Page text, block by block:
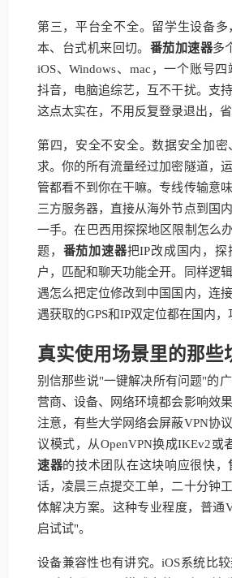
第三，平台全不全。留学生设备
本、台式机来回切。 番茄加速器多
iOS、Windows、mac，一个账号
抖音，电脑追综艺，互不干扰。支
这点太实在，不用反复登录退出，
第四，安全不安全。数据安全加
求。你的所有流量经过加密隧道，
管都看不到你在干嘛。专线传输意
三方服务器，直接从海外节点到国
一手。在巴西用探探地区限制怎么
题， 番茄加速器把IP改成国内，探
户，匹配和聊天功能全开。同样逻
遇怎么把定位修改到中国国内，连
遇获取的GPS和IP双定位都在国内，
真实使用场景里的那些
别信那些说"一键解决所有问题"的
营商、设备、网络环境都会影响效
注意，有些大学网络会屏蔽VPN协
议模式，从OpenVPN换成IKEv2或
速器的技术团队在这块响应很快
话，凌晨三点提交工单，二十分钟
体解决方案。这种专业程度，普通
启试试"。
设备兼容性也有讲究。iOS系统比